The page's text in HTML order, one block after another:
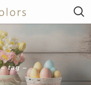
– tag –